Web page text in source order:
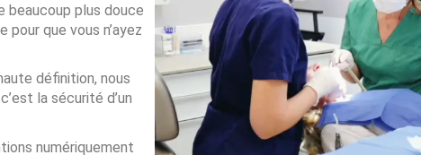
beaucoup plus douce
que vous n’ayez
définition, nous
la sécurité d’un
numériquement